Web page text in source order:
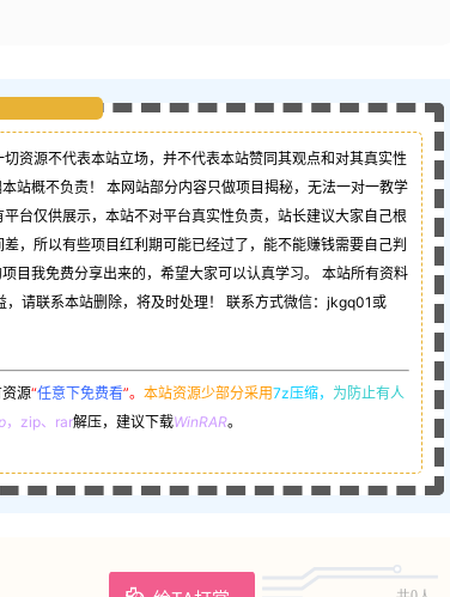
资源不代表本站立场，并不代表本站赞同其观点和对其真实性
站概不负责！ 本网站部分内容只做项目揭秘，无法一对一教学
台仅供展示，本站不对平台真实性负责，站长建议大家自己根
，所以有些项目红利期可能已经过了，能不能赚钱需要自己判
目我免费分享出来的，希望大家可以认真学习。 本站所有资料
请联系本站删除，将及时处理！ 联系方式微信：jkgq01或
源“任意下免费看”。 本站资源少部分采用7z压缩， 为防止有人
，zip、rar解压，建议下载WinRAR。